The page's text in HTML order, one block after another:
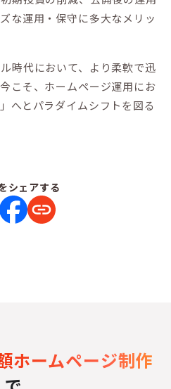
な運用・保守に多大なメリッ
時代において、より柔軟で迅
こそ、ホームページ運用にお
へとパラダイムシフトを図る
シェアする
ホームページ制作